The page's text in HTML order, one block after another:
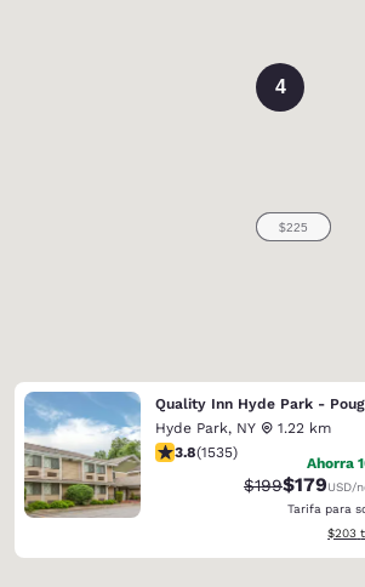
4
Hyde Park, NY
1.22 km
Calificación de 3.82 estrellas.
3.8(1535)
Ahorra
Tarifa
$199Tarifa
$179USD/
Tarifa para
Ver
$203